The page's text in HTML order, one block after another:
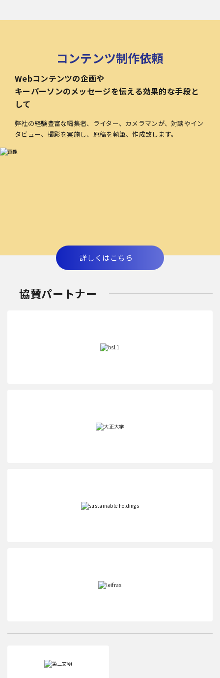
コンテンツ制作依頼
Webコンテンツの企画や
キーパーソンのメッセージを伝える効果的な手段と
して
弊社の経験豊富な編集者、ライター、カメラマンが、対談やイン
タビュー、撮影を実施し、原稿を執筆、作成致します。
詳しくはこちら
協賛パートナー